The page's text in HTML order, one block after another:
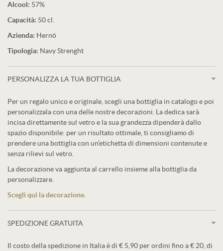
Alcool: 57%
Capacità: 50 cl.
Azienda: Hernö
Tipologia: Navy Strenght
PERSONALIZZA LA TUA BOTTIGLIA
Per un regalo unico e originale, scegli una bottiglia in catalogo e poi
personalizzala con una delle nostre decorazioni. La dedica sarà
incisa direttamente sul vetro e la sua grandezza dipenderà dallo
spazio disponibile: per un risultato ottimale, ti consigliamo di
prendere una bottiglia con un’etichetta di dimensioni contenute e
senza rilievi sul vetro.
La decorazione va aggiunta al carrello insieme alla bottiglia da
personalizzare.
Scegli qui la decorazione.
SPEDIZIONE GRATUITA
Il costo della spedizione in Italia è di € 5,90 per ordini fino a € 20, di